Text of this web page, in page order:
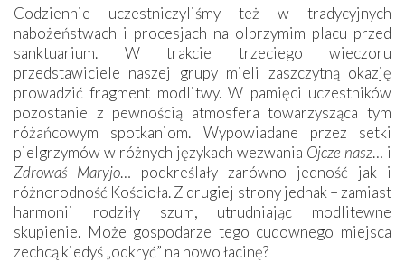
Codziennie uczestniczyliśmy też w tradycyjnych
nabożeństwach i procesjach na olbrzymim placu przed
sanktuarium. W trakcie trzeciego wieczoru
przedstawiciele naszej grupy mieli zaszczytną okazję
prowadzić fragment modlitwy. W pamięci uczestników
pozostanie z pewnością atmosfera towarzysząca tym
różańcowym spotkaniom. Wypowiadane przez setki
pielgrzymów w różnych językach wezwania Ojcze nasz… i
Zdrowaś Maryjo… podkreślały zarówno jedność jak i
różnorodność Kościoła. Z drugiej strony jednak – zamiast
harmonii rodziły szum, utrudniając modlitewne
skupienie. Może gospodarze tego cudownego miejsca
zechcą kiedyś „odkryć” na nowo łacinę?